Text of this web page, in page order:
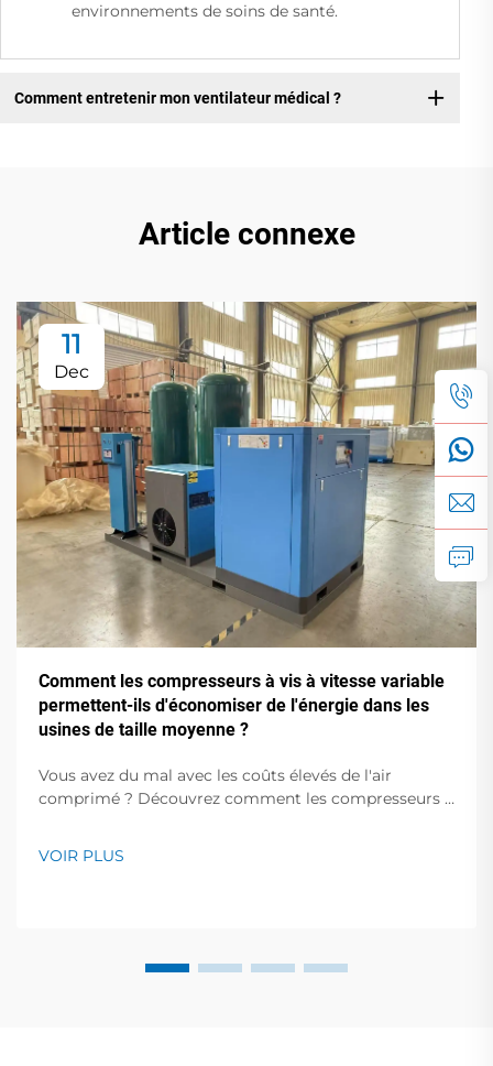
environnements de soins de santé.
Comment entretenir mon ventilateur médical ?
Article connexe
11
Dec
Comment les compresseurs à vis à vitesse variable
permettent-ils d'économiser de l'énergie dans les
usines de taille moyenne ?
Vous avez du mal avec les coûts élevés de l'air
comprimé ? Découvrez comment les compresseurs à
efficacité — obtenez gratuitement notre calculateur
VOIR PLUS